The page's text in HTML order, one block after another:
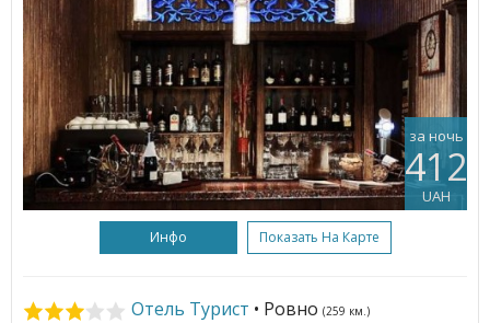
за ночь
412
UAH
Инфо Показать На Карте
Отель Турист • Ровно (259 км.)